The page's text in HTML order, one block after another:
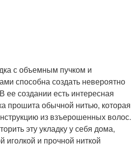
с объемным пучком и
способна создать невероятно
ее создании есть интересная
прошита обычной нитью, которая
из взъерошенных волос.
эту укладку у себя дома,
иголкой и прочной ниткой